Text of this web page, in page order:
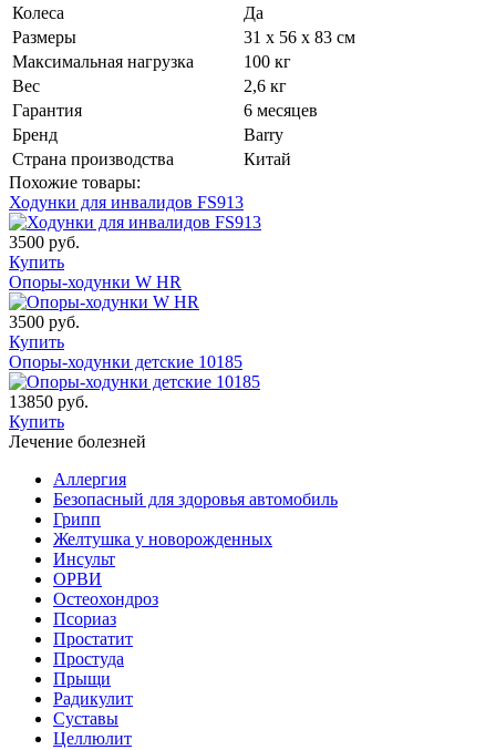
Колеса
Да
Размеры
31 х 56 х 83 см
Максимальная нагрузка
100 кг
Вес
2,6 кг
Гарантия
6 месяцев
Бренд
Barry
Страна производства
Китай
Похожие товары:
Ходунки для инвалидов FS913
3500 руб.
Купить
Опоры-ходунки W HR
3500 руб.
Купить
Опоры-ходунки детские 10185
13850 руб.
Купить
Лечение болезней
Аллергия
Безопасный для здоровья автомобиль
Грипп
Желтушка у новорожденных
Инсульт
ОРВИ
Остеохондроз
Пcориаз
Простатит
Простуда
Прыщи
Радикулит
Суставы
Целлюлит